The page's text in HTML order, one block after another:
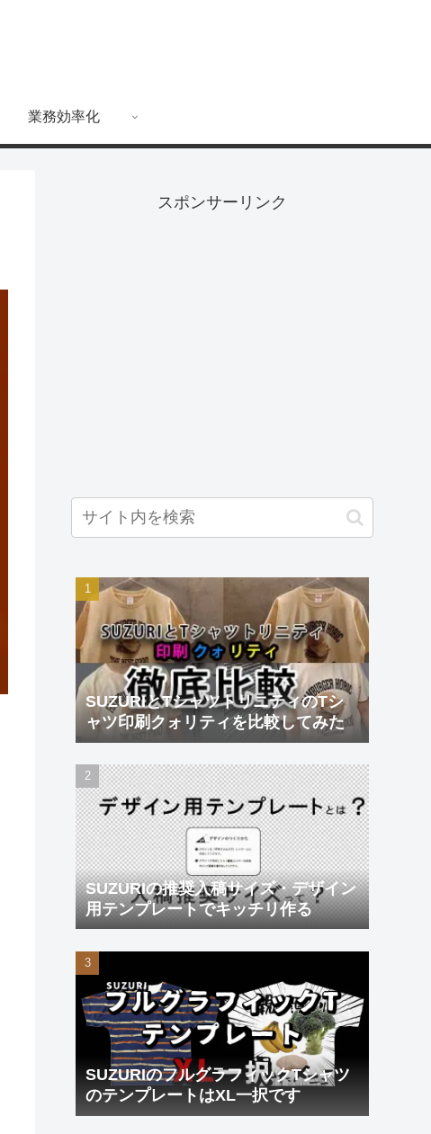
業務効率化
スポンサーリンク
SUZURIとTシャツトリニティのTシ
ャツ印刷クォリティを比較してみた
SUZURIの推奨入稿サイズ・デザイン
用テンプレートでキッチリ作る
SUZURIのフルグラフィックTシャツ
のテンプレートはXL一択です